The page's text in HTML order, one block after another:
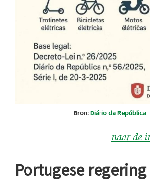
Bron:Diário da República
naar de
Portugese